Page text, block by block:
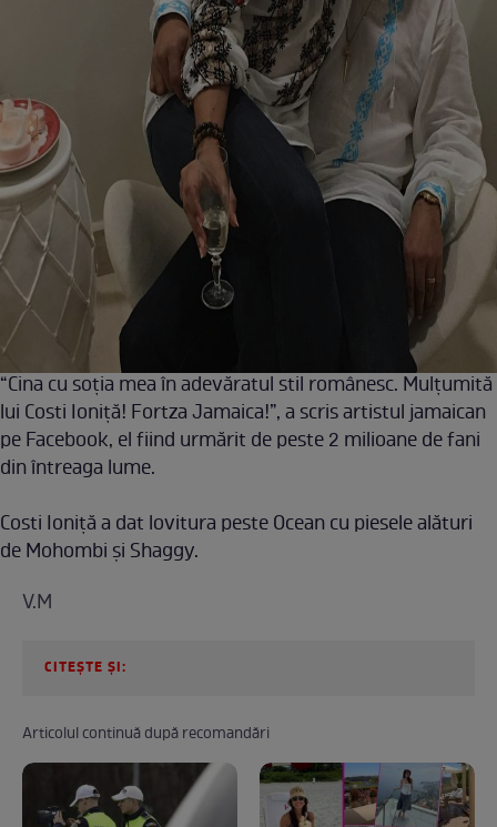
“Cina cu soţia mea în adevăratul stil românesc. Mulţumită
lui Costi Ioniţă! Fortza Jamaica!”, a scris artistul jamaican
pe Facebook, el fiind urmărit de peste 2 milioane de fani
din întreaga lume.
Costi Ioniță a dat lovitura peste Ocean cu piesele alături
de Mohombi și Shaggy.
V.M
CITEȘTE ȘI:
Articolul continuă după recomandări